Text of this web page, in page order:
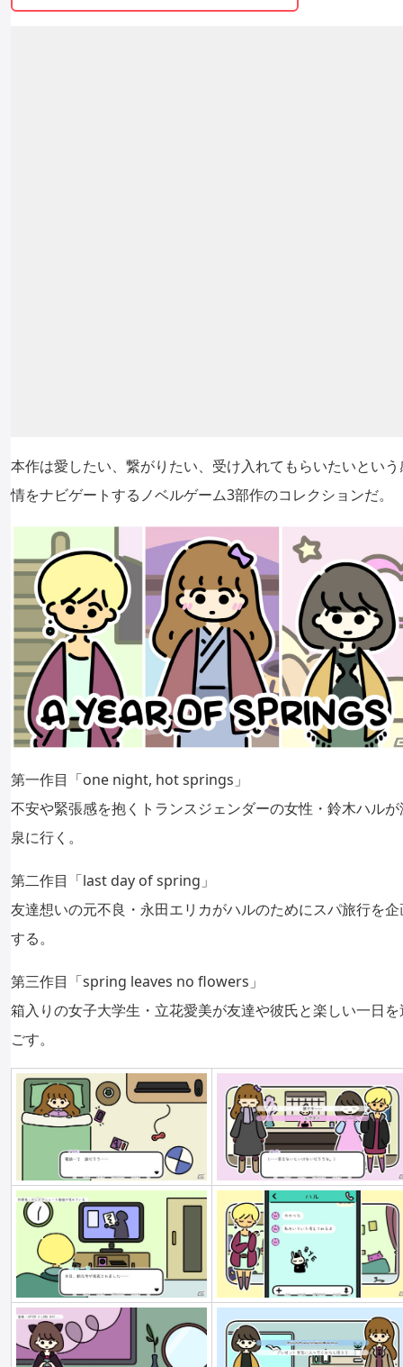
本作は愛したい、繋がりたい、受け入れてもらいたいという
情をナビゲートするノベルゲーム3部作のコレクションだ。
第一作目「one night, hot springs」
不安や緊張感を抱くトランスジェンダーの女性・鈴木ハルが
泉に行く。
第二作目「last day of spring」
友達想いの元不良・永田エリカがハルのためにスパ旅行を企
する。
第三作目「spring leaves no flowers」
箱入りの女子大学生・立花愛美が友達や彼氏と楽しい一日を
ごす。